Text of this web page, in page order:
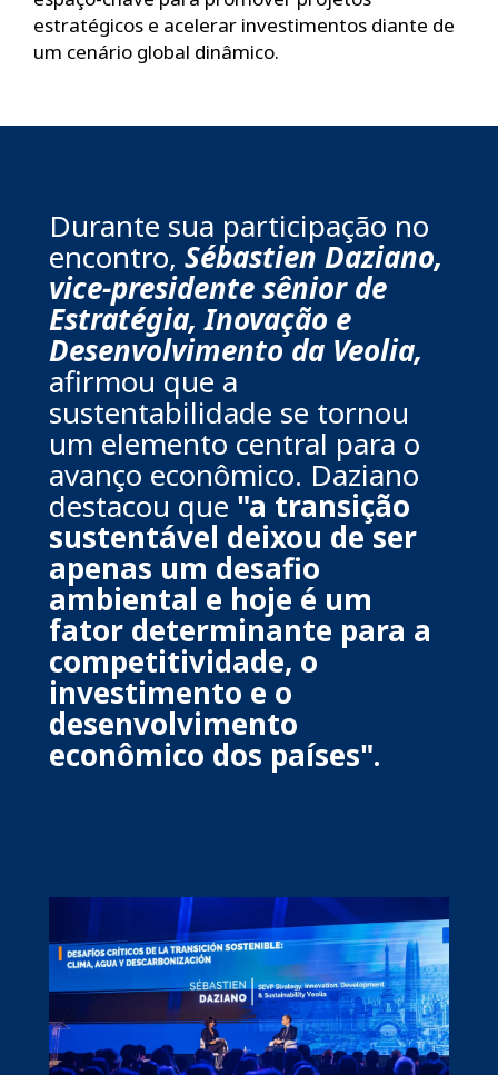
estratégicos e acelerar investimentos diante de
um cenário global dinâmico.
Durante sua participação no
encontro, Sébastien Daziano,
vice-presidente sênior de
Estratégia, Inovação e
Desenvolvimento da Veolia,
afirmou que a
sustentabilidade se tornou
um elemento central para o
avanço econômico. Daziano
destacou que "a transição
sustentável deixou de ser
apenas um desafio
ambiental e hoje é um
fator determinante para a
competitividade, o
investimento e o
desenvolvimento
econômico dos países".